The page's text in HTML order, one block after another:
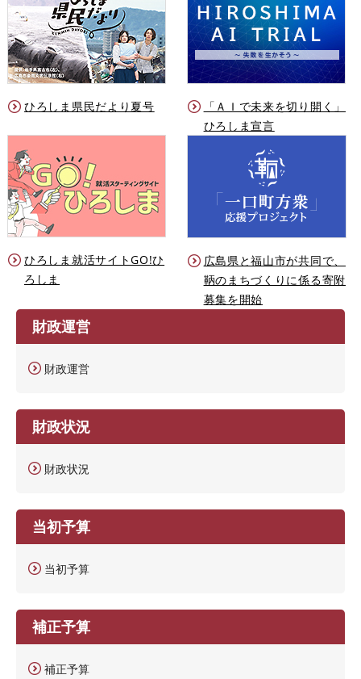
ひろしま県民だより夏号
「ＡＩで未来を切り開く」
ひろしま宣言
ひろしま就活サイトGO!ひ
ろしま
広島県と福山市が共同で、
鞆のまちづくりに係る寄附
募集を開始
財政運営
財政運営
財政状況
財政状況
当初予算
当初予算
補正予算
補正予算